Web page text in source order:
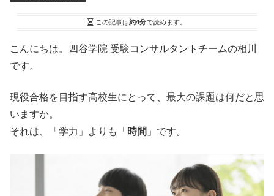
この記事は約4分で読めます。
こんにちは。四谷学院 受験コンサルタントチームの相川
です。
現役合格を目指す高校生にとって、最大の課題は何だと思
いますか。
それは、「学力」よりも「 時間 」です。